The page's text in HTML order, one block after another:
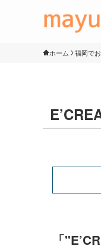
ホーム 福岡で
「